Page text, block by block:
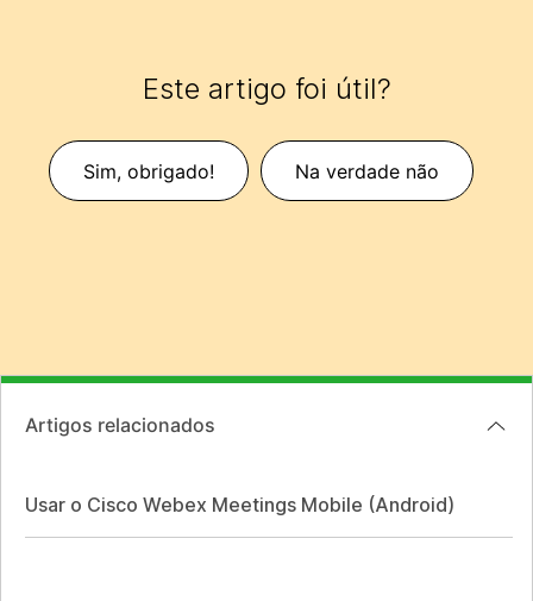
Este artigo foi útil?
Sim, obrigado! Na verdade não
Artigos relacionados
Usar o Cisco Webex Meetings Mobile (Android)